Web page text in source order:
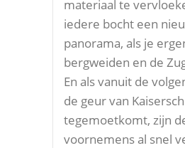
materiaal te
iedere bocht een
panorama, als je
bergweiden en de
En als vanuit de
de geur van
tegemoetkomt, zijn
voornemens al snel